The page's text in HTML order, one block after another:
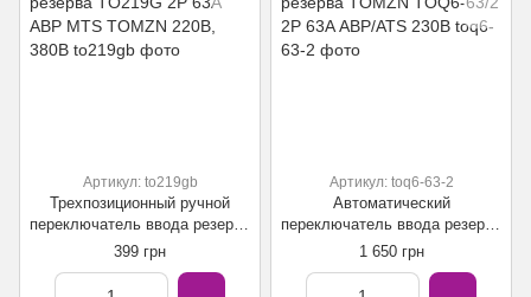
Артикул: to219gb
Трехпозиционный ручной
переключатель ввода резерва
TO219G 2P 63A АВР MTS
TOMZN 220В, 380В
399 грн
Артикул: toq6-63-2
Автоматический
переключатель ввода резерва
TOMZN TOQ6-63/2 2P 63A
АВР/ATS 230В
1 650 грн